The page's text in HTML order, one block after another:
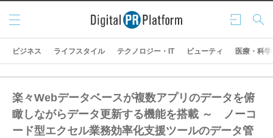
ログ
イン
検索
メニ
ュー
ビジネス ライフスタイル テクノロジー・IT ビューティ 医療・科学
楽々Webデータベースが複数アプリのデータを俯
瞰しながらデータ更新する機能を搭載 ～ ノーコ
ード型エクセル業務効率化支援ツールのデータ管